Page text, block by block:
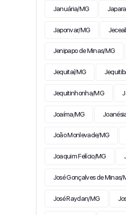
Januária/MG
Japonvar/MG
Jenipapo de Minas/MG
Jequitaí/MG
Jequitinhonha/MG
Joaíma/MG
João Monlevade/MG
Joaquim Felício/MG
José Gonçalves de Minas/
José Raydan/MG